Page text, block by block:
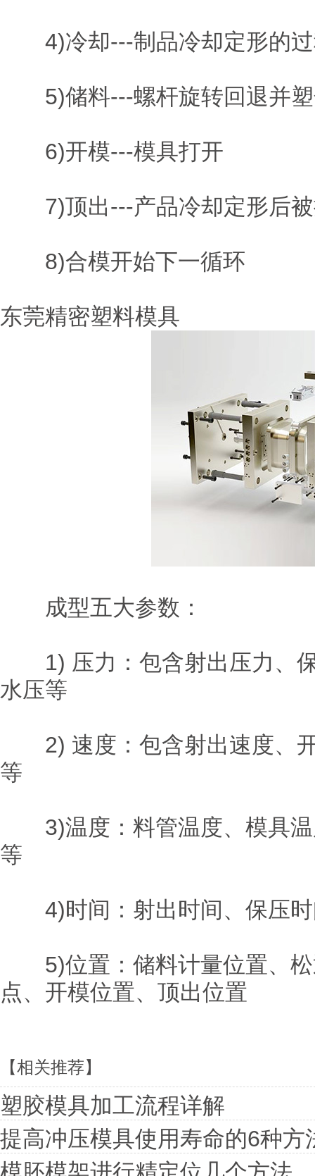
4)冷却---制品冷却定形的
5)储料---螺杆旋转回退并塑
6)开模---模具打开
7)顶出---产品冷却定形后被
8)合模开始下一循环
东莞精密塑料模具
成型五大参数：
1) 压力：包含射出压力、保
水压等
2) 速度：包含射出速度、开
等
3)温度：料管温度、模具温
等
4)时间：射出时间、保压时
5)位置：储料计量位置、松
点、开模位置、顶出位置
【相关推荐】
塑胶模具加工流程详解
提高冲压模具使用寿命的6种方